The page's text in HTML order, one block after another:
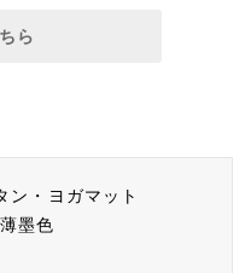
ら
ン・ヨガマット
墨色